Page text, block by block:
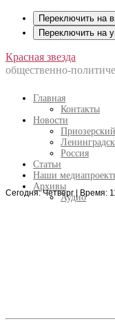
Переключить на
Переключить на
Перейти
к
Красная звезда
общественно-
Главная
Контакты
Новости
Россия
Статьи
Наши
Архивы
Аудио
Сегодня: Четверг | Время: